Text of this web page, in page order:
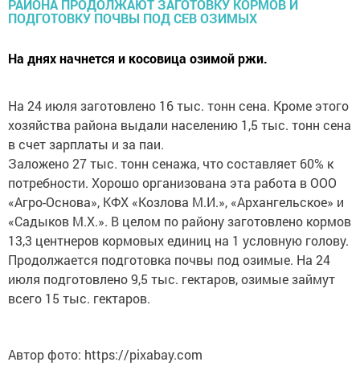
На днях начнется и косовица озимой ржи.
На 24 июля заготовлено 16 тыс. тонн сена. Кроме этого
хозяйства района выдали населению 1,5 тыс. тонн сена
в счет зарплаты и за паи.
Заложено 27 тыс. тонн сенажа, что составляет 60% к
потребности. Хорошо организована эта работа в ООО
«Агро-Основа», КФХ «Козлова М.И.», «Архангельское» и
«Садыков М.Х.». В целом по району заготовлено кормов
13,3 центнеров кормовых единиц на 1 условную голову.
Продолжается подготовка почвы под озимые. На 24
июля подготовлено 9,5 тыс. гектаров, озимые займут
всего 15 тыс. гектаров.
Автор фото: https://pixabay.com